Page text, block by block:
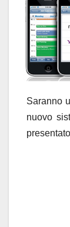
Saranno
nuovo